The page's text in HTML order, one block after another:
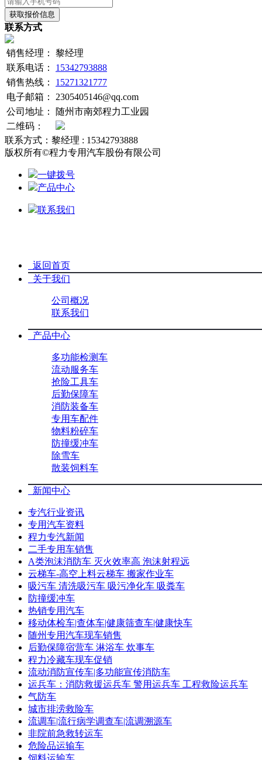
获取报价信息
联系方式
销售经理：
黎经理
联系电话：
15342793888
销售热线：
15271321777
电子邮箱：
2305405146@qq.com
公司地址：
随州市南郊程力工业园
二维码：
联系方式：黎经理 : 15342793888
版权所有©程力专用汽车股份有限公司
一键拨号
产品中心
联系我们
返回首页
关于我们
公司概况
联系我们
产品中心
多功能检测车
流动服务车
抢险工具车
后勤保障车
消防装备车
专用车配件
物料粉碎车
防撞缓冲车
除雪车
散装饲料车
新闻中心
专汽行业资讯
专用汽车资料
程力专汽新闻
二手专用车销售
A类泡沫消防车 灭火效率高 泡沫射程远
云梯车-高空上料云梯车 搬家作业车
吸污车 清洗吸污车 吸污净化车 吸粪车
防撞缓冲车
热销专用汽车
移动体检车|查体车|健康筛查车|健康快车
随州专用汽车现车销售
后勤保障宿营车 淋浴车 炊事车
程力冷藏车现车促销
流动消防宣传车|多功能宣传消防车
运兵车：消防救援运兵车 警用运兵车 工程救险运兵车
气防车
城市排涝救险车
流调车|流行病学调查车|流调溯源车
非院前急救转运车
危险品运输车
饲料运输车